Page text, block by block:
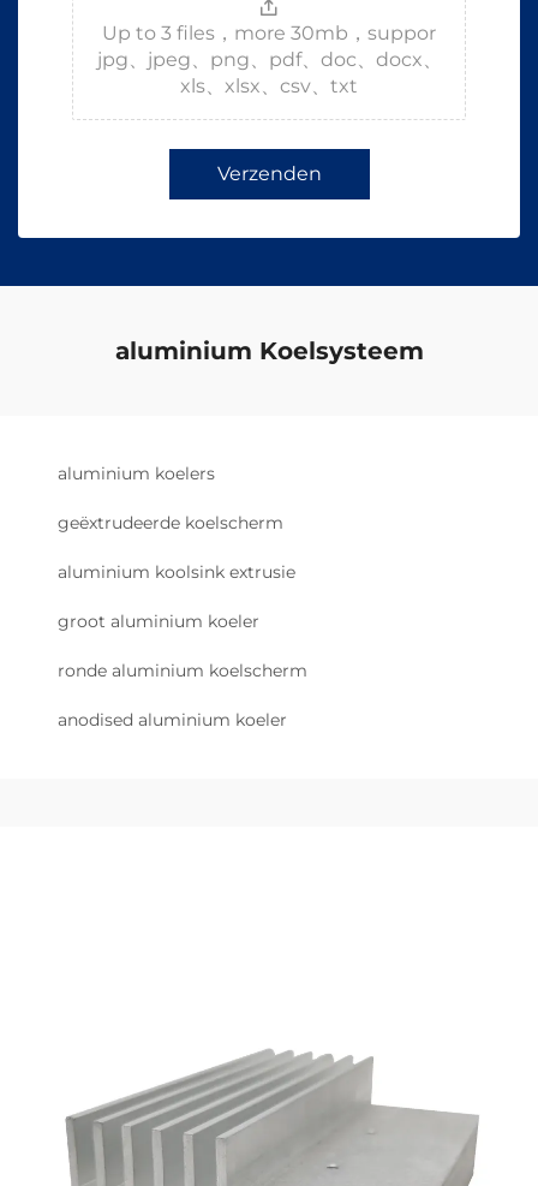
Up to 3 files，more 30mb，suppor
jpg、jpeg、png、pdf、doc、docx、
xls、xlsx、csv、txt
Verzenden
aluminium Koelsysteem
aluminium koelers
geëxtrudeerde koelscherm
aluminium koolsink extrusie
groot aluminium koeler
ronde aluminium koelscherm
anodised aluminium koeler